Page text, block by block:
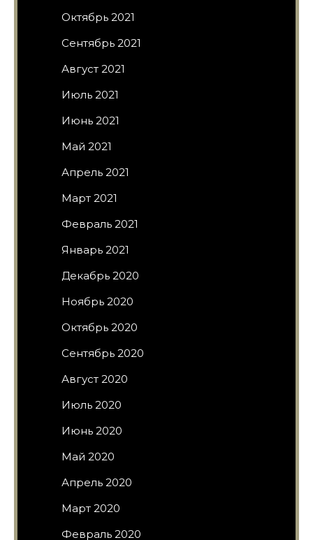
Октябрь 2021
Сентябрь 2021
Август 2021
Июль 2021
Июнь 2021
Май 2021
Апрель 2021
Март 2021
Февраль 2021
Январь 2021
Декабрь 2020
Ноябрь 2020
Октябрь 2020
Сентябрь 2020
Август 2020
Июль 2020
Июнь 2020
Май 2020
Апрель 2020
Март 2020
Февраль 2020